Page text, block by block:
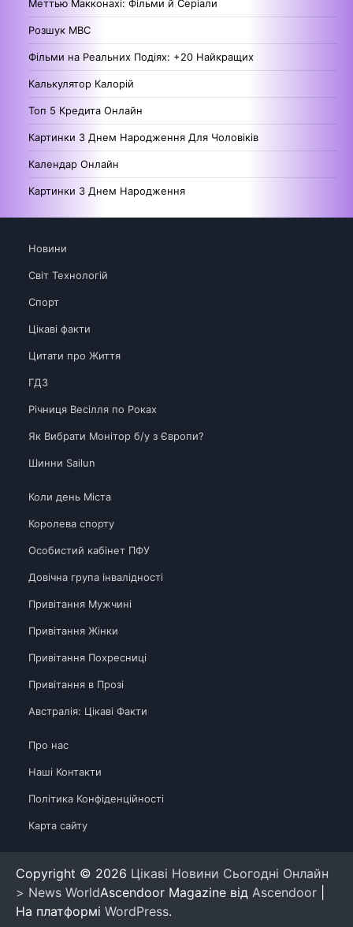
Меттью Макконахі: Фільми й Серіали
Розшук МВС
Фільми на Реальних Подіях: +20 Найкращих
Калькулятор Калорій
Топ 5 Кредита Онлайн
Картинки З Днем Народження Для Чоловіків
Календар Онлайн
Картинки З Днем Народження
Новини
Світ Технологій
Спорт
Цікаві факти
Цитати про Життя
ГДЗ
Річниця Весілля по Роках
Як Вибрати Монітор б/у з Європи?
Шинни Sailun
Коли день Міста
Королева спорту
Особистий кабінет ПФУ
Довічна група інвалідності
Привітання Мужчині
Привітання Жінки
Привітання Похресниці
Привітання в Прозі
Австралія: Цікаві Факти
Про нас
Наші Контакти
Політика Конфіденційності
Карта сайту
Copyright © 2026 Цікаві Новини Сьогодні Онлайн
> News WorldAscendoor Magazine від Ascendoor
На платформі WordPress.